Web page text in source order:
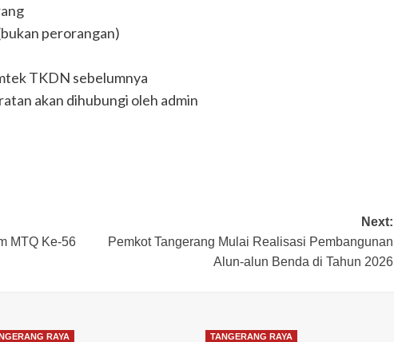
perorangan)
TKDN sebelumnya
akan dihubungi oleh admin
MTQ Ke-56
Next:
Pemkot Tangerang Mulai Realisasi Pembangunan
Alun-alun Benda di Tahun 2026
RAYA TANGERANG RAYA